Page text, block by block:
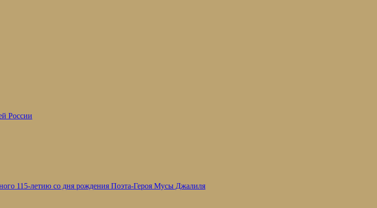
России
115-летию со дня рождения Поэта-Героя Мусы Джалиля